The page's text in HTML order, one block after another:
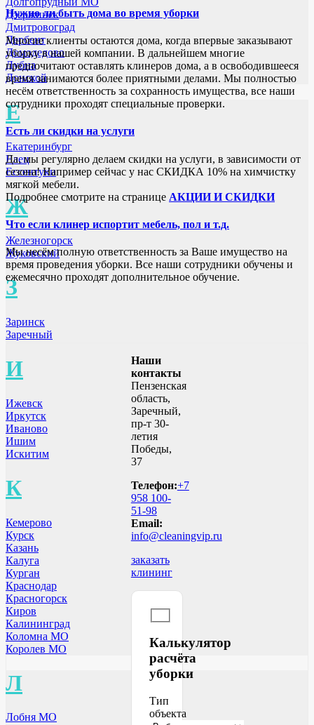
Дзержинск
Дмитровоград
Дербент
Домодедово
Дубна
Донской
Е
Екатеринбург
Елец
Ессентуки
Ж
Железногорск
Жуковский
З
Заринск
Заречный
И
Ижевск
Иркутск
Иваново
Ишим
Искитим
К
Кемерово
Курск
Казань
Калуга
Курган
Краснодар
Красногорск
Киров
Калининград
Коломна МО
Королев МО
Л
Лобня МО
Нужно ли быть дома во время уборки
Многие клиенты остаются дома, когда впервые заказывают
уборку в нашей компании. В дальнейшем многие
предпочитают оставлять клинеров дома, а в освободившееся
время занимаются более приятными делами. Мы полностью
несём ответственность за сохранность имущества, все наши
сотрудники проходят специальные проверки.
Есть ли скидки на услуги
Да, мы регулярно делаем скидки на услуги, в зависимости от
сезона! Например сейчас у нас СКИДКА 10% на химчистку
мягкой мебели.
Подробнее смотрите на странице АКЦИИ И СКИДКИ
Что если клинер испортит мебель, пол и т.д.
Мы несём полную ответственность за Ваше имущество на
время проведения уборки. Все наши сотрудники обучены и
ежемесячно проходят дополнительное обучение.
Наши
контакты
Пензенская
область,
Заречный,
пр-т 30-
летия
Победы,
37
Телефон:+7
958 100-
51-98
Email:
info@cleaningvip.ru
заказать
клининг
Калькулятор
расчёта
уборки
Тип
объекта